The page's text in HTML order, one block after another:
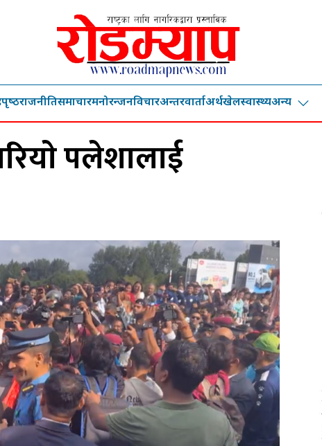
राजनीतिसमाचारमनोरन्जनविचारअन्तरवार्ताअर्थखेलस्वास्थ्यअन्य
पलेशालाई